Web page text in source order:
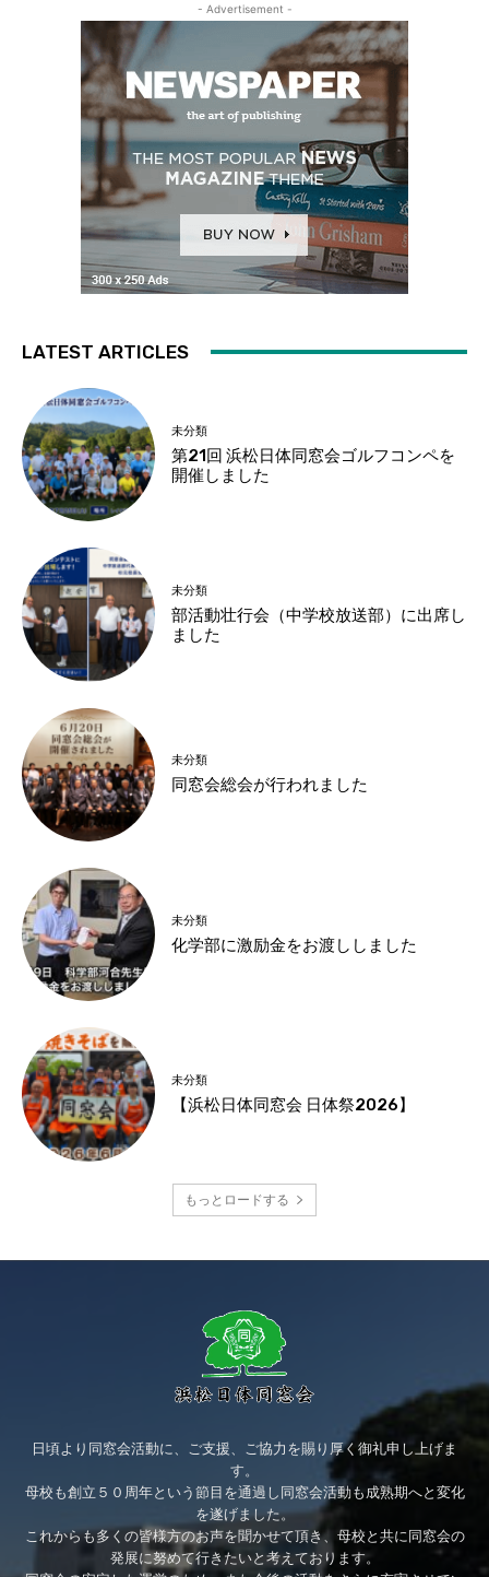
- Advertisement -
LATEST ARTICLES
未分類
第21回 浜松日体同窓会ゴルフコンペを
開催しました
未分類
部活動壮行会（中学校放送部）に出席し
ました
未分類
同窓会総会が行われました
未分類
化学部に激励金をお渡ししました
未分類
【浜松日体同窓会 日体祭2026】
もっとロードする
日頃より同窓会活動に、ご支援、ご協力を賜り厚く御礼申し上げま
す。
母校も創立５０周年という節目を通過し同窓会活動も成熟期へと変化
を遂げました。
これからも多くの皆様方のお声を聞かせて頂き、母校と共に同窓会の
発展に努めて行きたいと考えております。